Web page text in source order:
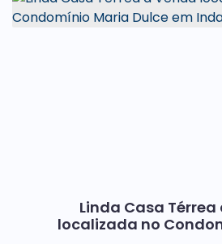
Linda Casa Térrea
localizada no